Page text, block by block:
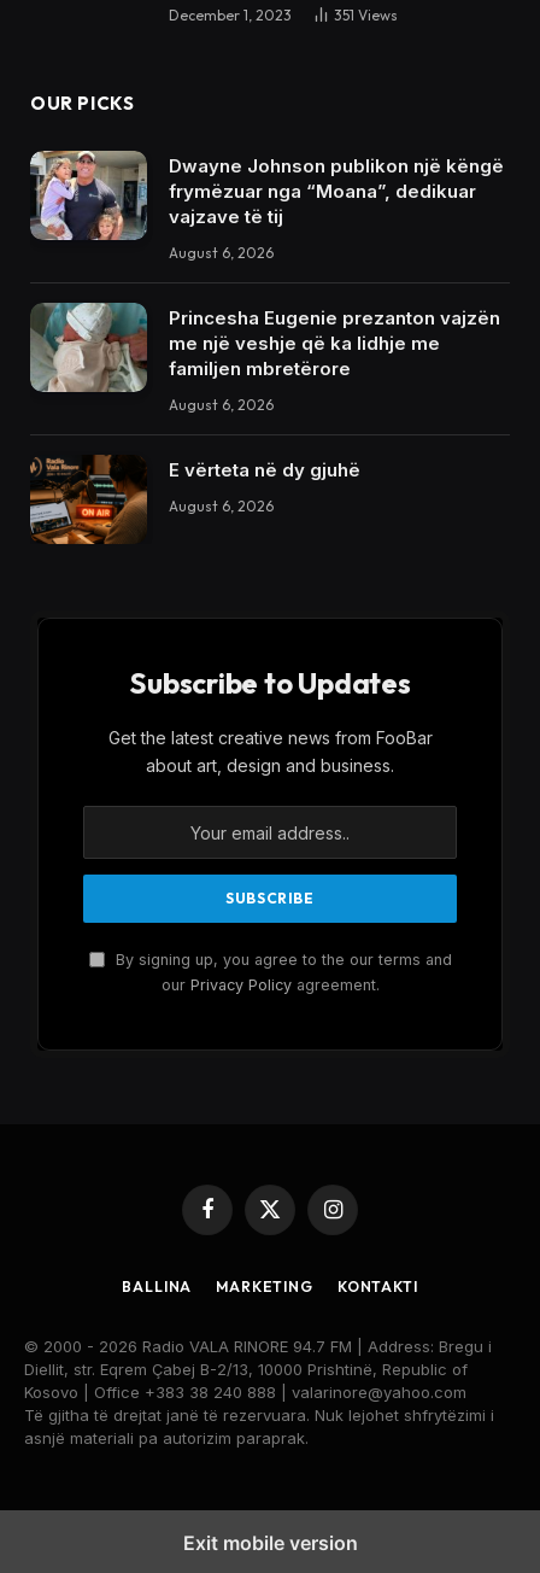
December 1, 2023 351 Views
OUR PICKS
Dwayne Johnson publikon një këngë
frymëzuar nga “Moana”, dedikuar
vajzave të tij
August 6, 2026
Princesha Eugenie prezanton vajzën
me një veshje që ka lidhje me
familjen mbretërore
August 6, 2026
E vërteta në dy gjuhë
August 6, 2026
Subscribe to Updates
Get the latest creative news from FooBar
about art, design and business.
By signing up, you agree to the our terms and
our Privacy Policyagreement.
Facebook
X
Instagram
BALLINA MARKETING KONTAKTI
© 2000 - 2026 Radio VALA RINORE 94.7 FM | Address: Bregu i
Diellit, str. Eqrem Çabej B-2/13, 10000 Prishtinë, Republic of
Kosovo | Office +383 38 240 888 | valarinore@yahoo.com
Të gjitha të drejtat janë të rezervuara. Nuk lejohet shfrytëzimi i
asnjë materiali pa autorizim paraprak.
Exit mobile version